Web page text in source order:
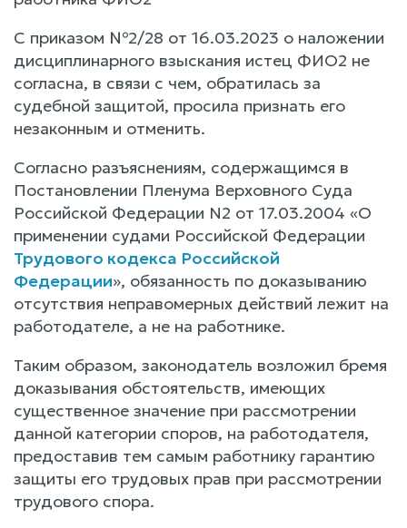
С приказом №2/28 от 16.03.2023 о наложении
дисциплинарного взыскания истец ФИО2 не
согласна, в связи с чем, обратилась за
судебной защитой, просила признать его
незаконным и отменить.
Согласно разъяснениям, содержащимся в
Постановлении Пленума Верховного Суда
Российской Федерации N2 от 17.03.2004 «О
применении судами Российской Федерации
Трудового кодекса Российской
Федерации», обязанность по доказыванию
отсутствия неправомерных действий лежит на
работодателе, а не на работнике.
Таким образом, законодатель возложил бремя
доказывания обстоятельств, имеющих
существенное значение при рассмотрении
данной категории споров, на работодателя,
предоставив тем самым работнику гарантию
защиты его трудовых прав при рассмотрении
трудового спора.